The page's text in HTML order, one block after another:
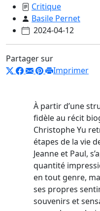
Critique
Basile Pernet
2024-04-12
Partager sur
Imprimer
À partir d’une
fidèle au récit
Christophe Yu
étapes de la vie
Jeanne et Paul,
quantité
en tout genre,
ses propres
souvenirs et